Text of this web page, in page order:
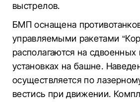
выстрелов.
БМП оснащена
управляемыми ракетами
располагаются на сдвоенных
установках на башне.
осуществляется по
вестись при движении.